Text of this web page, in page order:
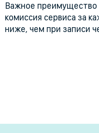
Важное преимущество
комиссия сервиса за
ниже, чем при записи